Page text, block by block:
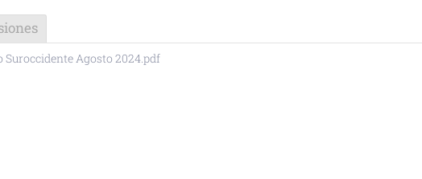
Suroccidente Agosto 2024.pdf